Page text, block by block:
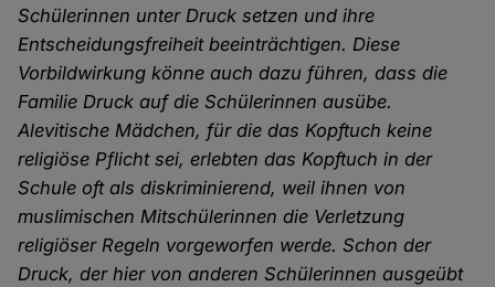
Schülerinnen unter Druck setzen und ihre
Entscheidungsfreiheit beeinträchtigen. Diese
Vorbildwirkung könne auch dazu führen, dass die
Familie Druck auf die Schülerinnen ausübe.
Alevitische Mädchen, für die das Kopftuch keine
religiöse Pflicht sei, erlebten das Kopftuch in der
Schule oft als diskriminierend, weil ihnen von
muslimischen Mitschülerinnen die Verletzung
religiöser Regeln vorgeworfen werde. Schon der
Druck, der hier von anderen Schülerinnen ausgeübt